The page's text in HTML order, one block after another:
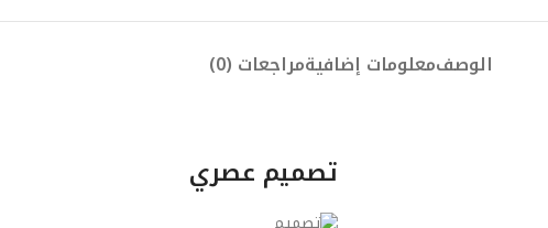
الوصفمعلومات إضافيةمراجعات (0)
تصميم عصري